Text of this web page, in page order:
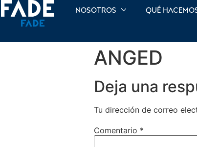
Nosotros Qué
ANGED
Deja una
Tu dirección de correo
Comentario *